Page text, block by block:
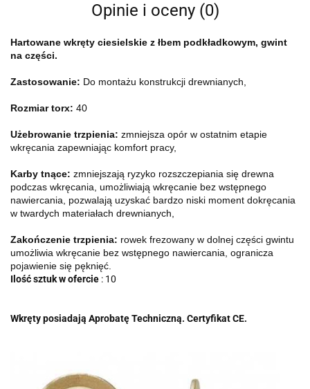
Opinie i oceny (0)
Hartowane wkręty ciesielskie z łbem podkładkowym, gwint
na części.
Zastosowanie: Do montażu konstrukcji drewnianych,
Rozmiar torx: 40
Użebrowanie trzpienia: zmniejsza opór w ostatnim etapie
wkręcania zapewniając komfort pracy,
Karby tnące: zmniejszają ryzyko rozszczepiania się drewna
podczas wkręcania, umożliwiają wkręcanie bez wstępnego
nawiercania, pozwalają uzyskać bardzo niski moment dokręcania
w twardych materiałach drewnianych,
Zakończenie trzpienia: rowek frezowany w dolnej części gwintu
umożliwia wkręcanie bez wstępnego nawiercania, ogranicza
pojawienie się pęknięć.
Ilość sztuk w ofercie : 10
Wkręty posiadają Aprobatę Techniczną. Certyfikat CE.